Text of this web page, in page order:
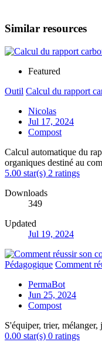
Similar resources
Featured
Outil Calcul du rapport
Nicolas
Jul 17, 2024
Compost
Calcul automatique du
organiques destiné au
5.00 star(s) 2 ratings
Downloads
349
Updated
Jul 19, 2024
Pédagogique Comment
PermaBot
Jun 25, 2024
Compost
S'équiper, trier, mélanger,
0.00 star(s) 0 ratings